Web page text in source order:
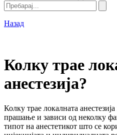
Назад
Колку трае
анестезија?
Колку трае локалната
прашање и зависи од неколку
типот на анестетикот што се